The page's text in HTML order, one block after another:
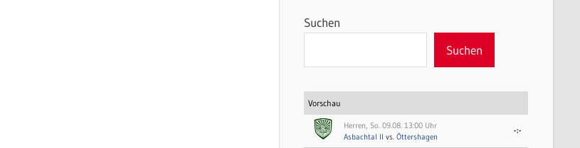
Suchen
Suchen
Vorschau
Herren, So. 09.08. 13:00 Uhr
Asbachtal II vs. Öttershagen
-:-